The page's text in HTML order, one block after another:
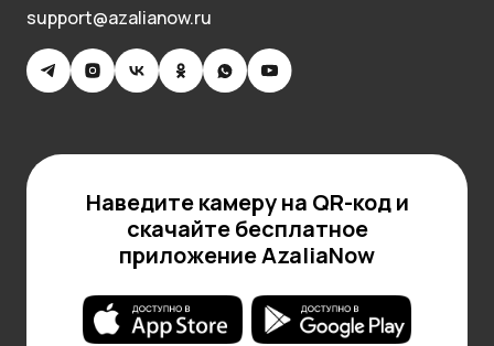
support@azalianow.ru
Наведите камеру на QR-код и
скачайте бесплатное
приложение AzaliaNow